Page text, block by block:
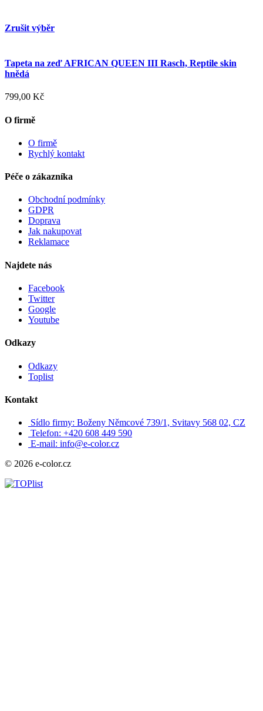
Zrušit výběr
Tapeta na zeď AFRICAN QUEEN III Rasch, Reptile skin
hnědá
799,00 Kč
O firmě
O firmě
Rychlý kontakt
Péče o zákazníka
Obchodní podmínky
GDPR
Doprava
Jak nakupovat
Reklamace
Najdete nás
Facebook
Twitter
Google
Youtube
Odkazy
Odkazy
Toplist
Kontakt
Sídlo firmy: Boženy Němcové 739/1, Svitavy 568 02, CZ
Telefon: +420 608 449 590
E-mail: info@e-color.cz
© 2026 e-color.cz